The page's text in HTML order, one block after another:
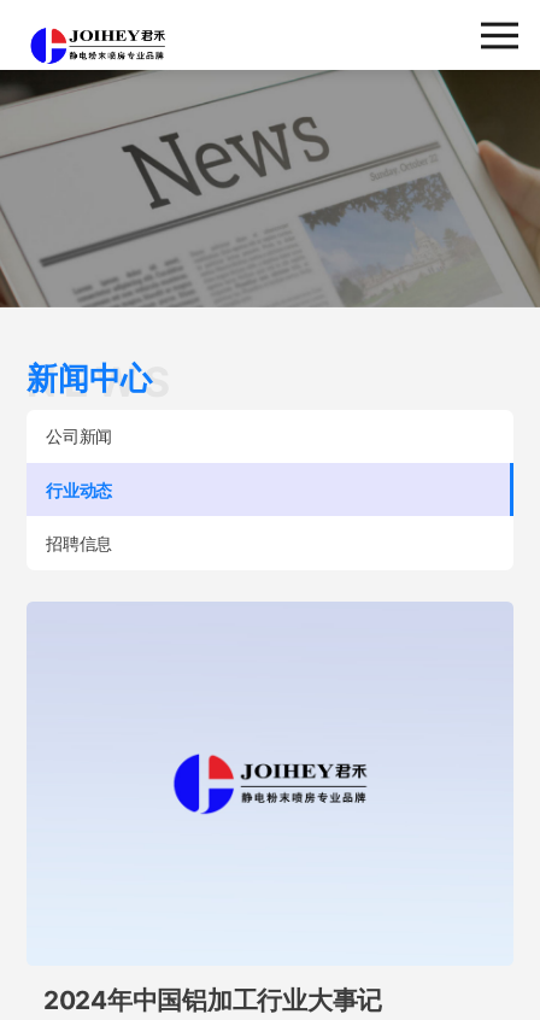
NEWS
新闻中心
NEWS
公司新闻
行业动态
招聘信息
2024年中国铝加工行业大事记